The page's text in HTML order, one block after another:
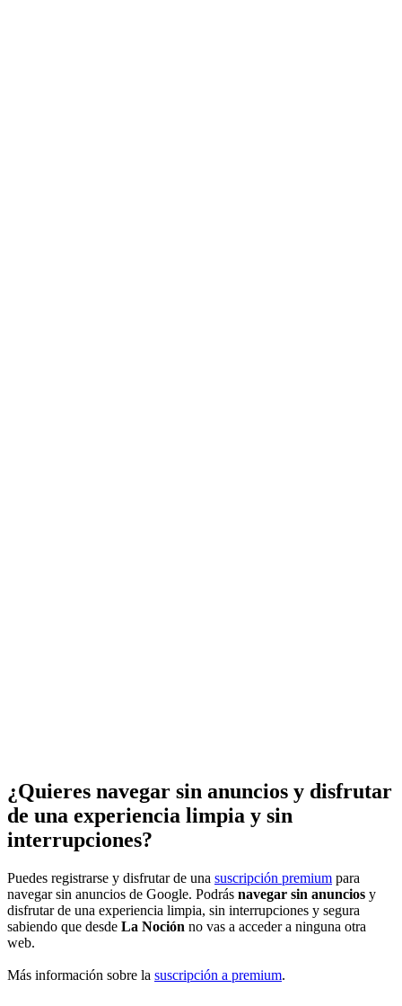
¿Quieres navegar sin anuncios y disfrutar
de una experiencia limpia y sin
interrupciones?
Puedes registrarse y disfrutar de una suscripción premium para
navegar sin anuncios de Google. Podrás navegar sin anuncios y
disfrutar de una experiencia limpia, sin interrupciones y segura
sabiendo que desde La Noción no vas a acceder a ninguna otra
web.
Más información sobre la suscripción a premium.